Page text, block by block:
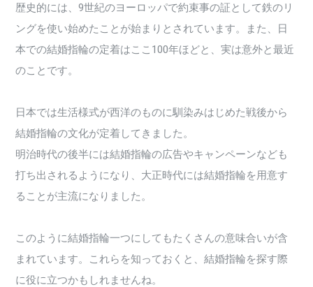
歴史的には、9世紀のヨーロッパで約束事の証として鉄のリ
ングを使い始めたことが始まりとされています。また、日
本での結婚指輪の定着はここ100年ほどと、実は意外と最近
のことです。
日本では生活様式が西洋のものに馴染みはじめた戦後から
結婚指輪の文化が定着してきました。
明治時代の後半には結婚指輪の広告やキャンペーンなども
打ち出されるようになり、大正時代には結婚指輪を用意す
ることが主流になりました。
このように結婚指輪一つにしてもたくさんの意味合いが含
まれています。これらを知っておくと、結婚指輪を探す際
に役に立つかもしれませんね。